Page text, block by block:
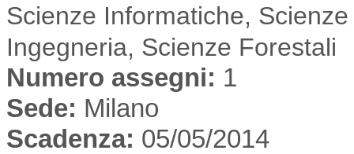
Scienze Informatiche,
Ingegneria, Scienze Forestali
Numero assegni: 1
Sede: Milano
Scadenza: 05/05/2014